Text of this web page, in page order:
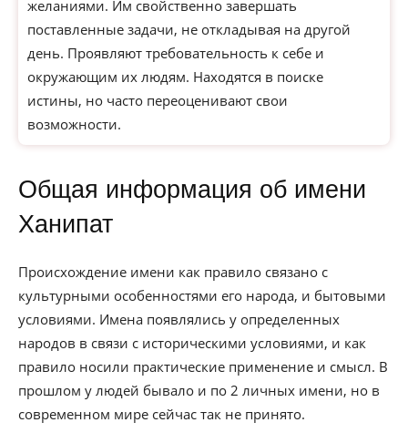
желаниями. Им свойственно завершать
поставленные задачи, не откладывая на другой
день. Проявляют требовательность к себе и
окружающим их людям. Находятся в поиске
истины, но часто переоценивают свои
возможности.
Общая информация об имени
Ханипат
Происхождение имени как правило связано с
культурными особенностями его народа, и бытовыми
условиями. Имена появлялись у определенных
народов в связи с историческими условиями, и как
правило носили практические применение и смысл. В
прошлом у людей бывало и по 2 личных имени, но в
современном мире сейчас так не принято.